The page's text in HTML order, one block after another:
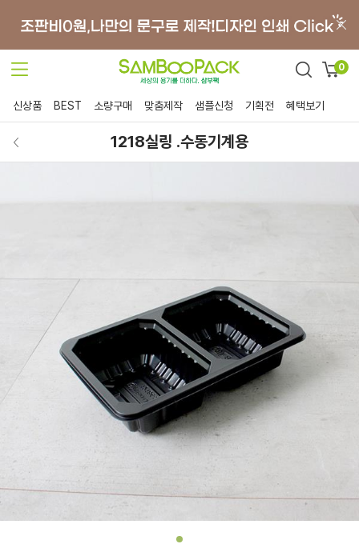
0
신상품 BEST 소량구매 맞춤제작 샘플신청 기획전 혜택보기
1218실링 .수동기계용